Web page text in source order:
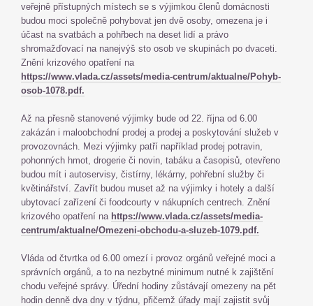
veřejně přístupných místech se s výjimkou členů domácnosti
budou moci společně pohybovat jen dvě osoby, omezena je i
účast na svatbách a pohřbech na deset lidí a právo
shromažďovací na nanejvýš sto osob ve skupinách po dvaceti.
Znění krizového opatření na
https://www.vlada.cz/assets/media-centrum/aktualne/Pohyb-
osob-1078.pdf.
Až na přesně stanovené výjimky bude od 22. října od 6.00
zakázán i maloobchodní prodej a prodej a poskytování služeb v
provozovnách. Mezi výjimky patří například prodej potravin,
pohonných hmot, drogerie či novin, tabáku a časopisů, otevřeno
budou mít i autoservisy, čistírny, lékárny, pohřební služby či
květinářství. Zavřít budou muset až na výjimky i hotely a další
ubytovací zařízení či foodcourty v nákupních centrech. Znění
krizového opatření na https://www.vlada.cz/assets/media-
centrum/aktualne/Omezeni-obchodu-a-sluzeb-1079.pdf.
Vláda od čtvrtka od 6.00 omezí i provoz orgánů veřejné moci a
správních orgánů, a to na nezbytné minimum nutné k zajištění
chodu veřejné správy. Úřední hodiny zůstávají omezeny na pět
hodin denně dva dny v týdnu, přičemž úřady mají zajistit svůj